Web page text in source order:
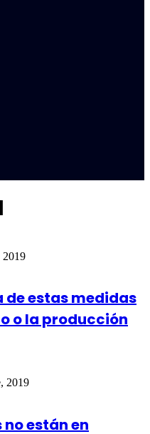
2019
de estas medidas
o la producción
2019
están en